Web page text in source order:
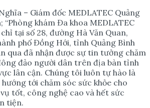
– Giám đốc MEDLATEC Quảng
“Phòng khám Đa khoa MEDLATEC
tại số 28, đường Hà Văn Quan,
phố Đồng Hới, tỉnh Quảng Bình
qua đã nhận được sự tin tưởng chăm
đảo người dân trên địa bàn tỉnh
lân cận. Chúng tôi luôn tự hào là
tới chăm sóc sức khỏe cho
tốt, công nghệ cao và hết sức
tiện.